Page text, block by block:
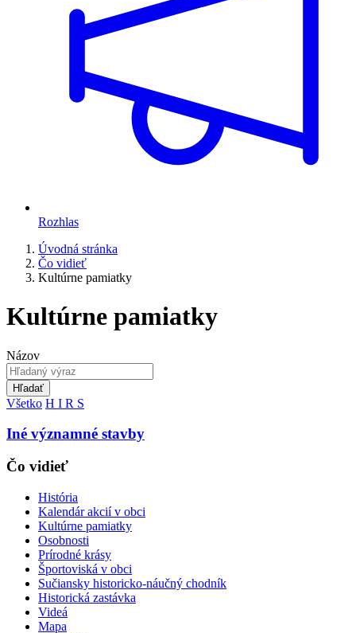
Rozhlas
Úvodná stránka
Čo vidieť
Kultúrne pamiatky
Kultúrne pamiatky
Názov
Hľadať
Všetko H I R S
Iné významné stavby
Čo vidieť
História
Kalendár akcií v obci
Kultúrne pamiatky
Osobnosti
Prírodné krásy
Športoviská v obci
Sučiansky historicko-náučný chodník
Historická zastávka
Videá
Mapa